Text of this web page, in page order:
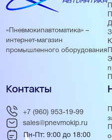
«Пневмокипавтоматика» –
интернет-магазин
промышленного оборудования
Контакты
+7 (960) 953-19-99
sales@pnevmokip.ru
Пн-Пт: 9:00 до 18:00